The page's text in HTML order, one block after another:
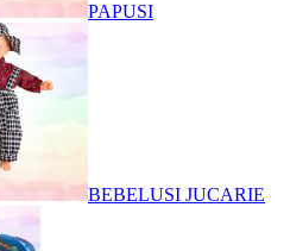
PAPUSI
BEBELUSI JUCARIE